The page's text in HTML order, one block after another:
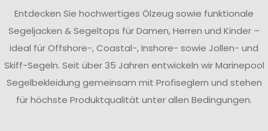
Entdecken Sie hochwertiges Ölzeug sowie funktionale
Segeljacken & Segeltops für Damen, Herren und Kinder –
ideal für Offshore-, Coastal-, Inshore- sowie Jollen- und
Skiff-Segeln. Seit über 35 Jahren entwickeln wir Marinepool
Segelbekleidung gemeinsam mit Profiseglern und stehen
für höchste Produktqualität unter allen Bedingungen.